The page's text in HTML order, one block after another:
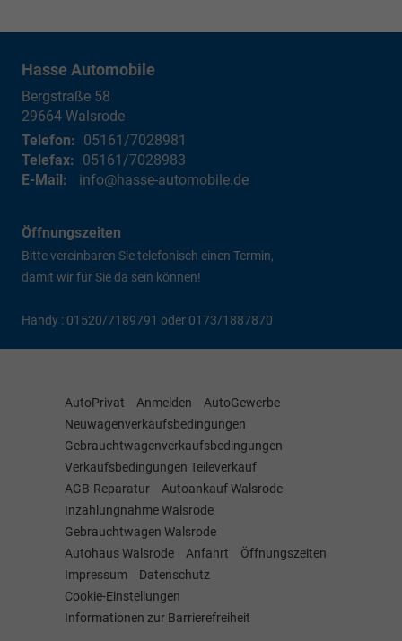
Hasse Automobile
Bergstraße 58
29664 Walsrode
Telefon: 05161/7028981
Telefax: 05161/7028983
E-Mail:
info@hasse-automobile.de
Öffnungszeiten
Bitte vereinbaren Sie telefonisch einen Termin,
damit wir für Sie da sein können!
Handy : 01520/7189791 oder 0173/1887870
AutoPrivat Anmelden
AutoGewerbe
Neuwagenverkaufsbedingungen
Gebrauchtwagenverkaufsbedingungen
Verkaufsbedingungen Teileverkauf
AGB-Reparatur
Autoankauf Walsrode
Inzahlungnahme Walsrode
Gebrauchtwagen Walsrode
Autohaus Walsrode
Anfahrt
Öffnungszeiten
Impressum
Datenschutz
Cookie-Einstellungen
Informationen zur Barrierefreiheit